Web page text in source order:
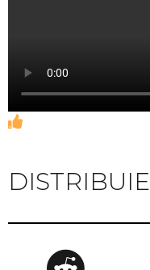
DISTRIBUIE